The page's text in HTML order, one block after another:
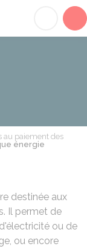
au paiement des
énergie
destinée aux
Il permet de
ou de
ou encore